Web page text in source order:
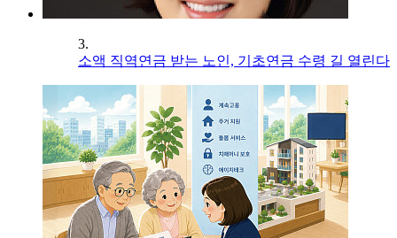
3.
소액 직역연금 받는 노인, 기초연금 수령 길 열린다